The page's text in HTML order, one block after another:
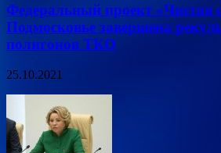
Федеральный проект «Чистая
Подмосковье завершена
полигонов ТКО
25.10.2021